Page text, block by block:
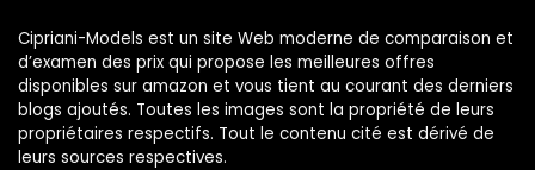
Cipriani-Models est un site Web moderne de comparaison et
d’examen des prix qui propose les meilleures offres
disponibles sur amazon et vous tient au courant des derniers
blogs ajoutés. Toutes les images sont la propriété de leurs
propriétaires respectifs. Tout le contenu cité est dérivé de
leurs sources respectives.